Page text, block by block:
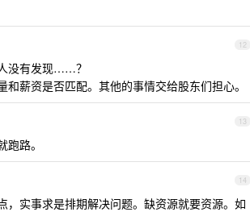
12
没有发现……？
薪资是否匹配。其他的事情交给股东们担心。
13
路。
14
实事求是排期解决问题。缺资源就要资源。如